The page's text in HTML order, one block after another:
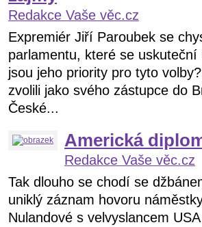
Redakce Vaše věc.cz
Expremiér Jiří Paroubek se
parlamentu, které se
jsou jeho priority pro tyto
zvolili jako svého zástupce do
České...
Americká
Redakce Vaše věc.cz
Tak dlouho se chodí se
uniklý záznam hovoru
Nulandové s velvyslancem